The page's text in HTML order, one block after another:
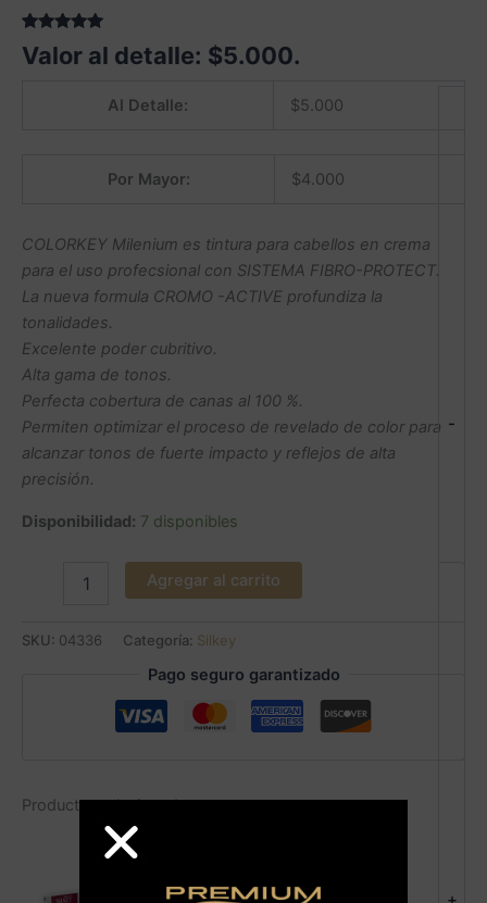
Valorado
5.00 sobre
1Valor al detalle: $5.000.
Al Detalle: $5.000
Por Mayor: $4.000
COLORKEY Milenium es tintura para cabellos en crema
para el uso profecsional con SISTEMA FIBRO-PROTECT.
La nueva formula CROMO -ACTIVE profundiza la
tonalidades.
Excelente poder cubritivo.
Alta gama de tonos.
Perfecta cobertura de canas al 100 %.
Permiten optimizar el proceso de revelado de color para
alcanzar tonos de fuerte impacto y reflejos de alta
precisión.
Disponibilidad: 7 disponibles
-
Agregar al carrito
SKU: 04336 Categoría: Silkey
Pago seguro garantizado
Productos relacionados